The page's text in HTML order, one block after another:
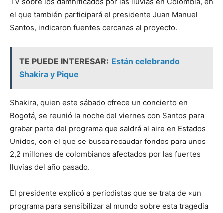
el que también participará el presidente Juan Manuel
Santos, indicaron fuentes cercanas al proyecto.
TE PUEDE INTERESAR: Están celebrando
Shakira y Pique
Shakira, quien este sábado ofrece un concierto en
Bogotá, se reunió la noche del viernes con Santos para
grabar parte del programa que saldrá al aire en Estados
Unidos, con el que se busca recaudar fondos para unos
2,2 millones de colombianos afectados por las fuertes
lluvias del año pasado.
El presidente explicó a periodistas que se trata de «un
programa para sensibilizar al mundo sobre esta tragedia